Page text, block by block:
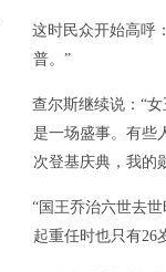
这时民众开始高呼
普。”
查尔斯继续说：“
是一场盛事。有些
次登基庆典，我的
“国王乔治六世去
起重任时也只有26